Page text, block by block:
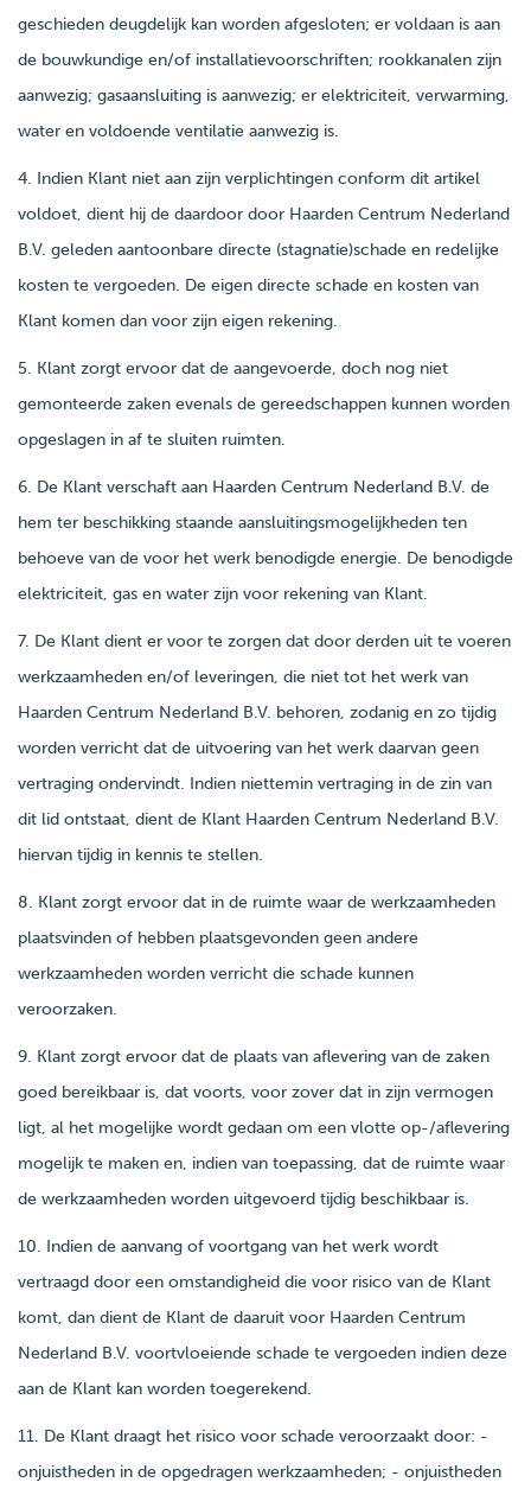
geschieden deugdelijk kan worden afgesloten; er voldaan is aan
de bouwkundige en/of installatievoorschriften; rookkanalen zijn
aanwezig; gasaansluiting is aanwezig; er elektriciteit, verwarming,
water en voldoende ventilatie aanwezig is.
4. Indien Klant niet aan zijn verplichtingen conform dit artikel
voldoet, dient hij de daardoor door Haarden Centrum Nederland
B.V. geleden aantoonbare directe (stagnatie)schade en redelijke
kosten te vergoeden. De eigen directe schade en kosten van
Klant komen dan voor zijn eigen rekening.
5. Klant zorgt ervoor dat de aangevoerde, doch nog niet
gemonteerde zaken evenals de gereedschappen kunnen worden
opgeslagen in af te sluiten ruimten.
6. De Klant verschaft aan Haarden Centrum Nederland B.V. de
hem ter beschikking staande aansluitingsmogelijkheden ten
behoeve van de voor het werk benodigde energie. De benodigde
elektriciteit, gas en water zijn voor rekening van Klant.
7. De Klant dient er voor te zorgen dat door derden uit te voeren
werkzaamheden en/of leveringen, die niet tot het werk van
Haarden Centrum Nederland B.V. behoren, zodanig en zo tijdig
worden verricht dat de uitvoering van het werk daarvan geen
vertraging ondervindt. Indien niettemin vertraging in de zin van
dit lid ontstaat, dient de Klant Haarden Centrum Nederland B.V.
hiervan tijdig in kennis te stellen.
8. Klant zorgt ervoor dat in de ruimte waar de werkzaamheden
plaatsvinden of hebben plaatsgevonden geen andere
werkzaamheden worden verricht die schade kunnen
veroorzaken.
9. Klant zorgt ervoor dat de plaats van aflevering van de zaken
goed bereikbaar is, dat voorts, voor zover dat in zijn vermogen
ligt, al het mogelijke wordt gedaan om een vlotte op-/aflevering
mogelijk te maken en, indien van toepassing, dat de ruimte waar
de werkzaamheden worden uitgevoerd tijdig beschikbaar is.
10. Indien de aanvang of voortgang van het werk wordt
vertraagd door een omstandigheid die voor risico van de Klant
komt, dan dient de Klant de daaruit voor Haarden Centrum
Nederland B.V. voortvloeiende schade te vergoeden indien deze
aan de Klant kan worden toegerekend.
11. De Klant draagt het risico voor schade veroorzaakt door: -
onjuistheden in de opgedragen werkzaamheden; - onjuistheden